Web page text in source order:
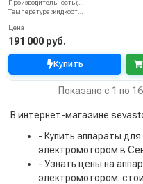
Цена
191 000 руб.
Купить
Показано с 1 по
В интернет-магазине
- Купить аппараты для
электромотором в
- Узнать цены на
электромотором: